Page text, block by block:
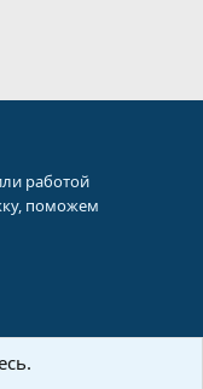
работой
поможем